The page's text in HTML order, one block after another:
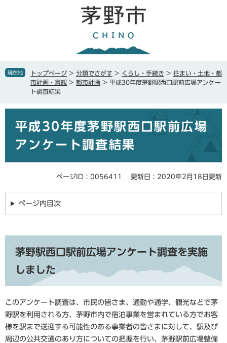
で
ば現在地 トップページ > 分類でさがす > くらし・手続き > 住まい・土地・都
市計画・景観 > 都市計画 > 平成30年度茅野駅西口駅前広場アンケー
ト調査結果
平成30年度茅野駅西口駅前広場
アンケート調査結果
ページID：0056411 更新日：2020年2月18日更新
ページ内目次
茅野駅西口駅前広場アンケート調査を実施
しました
このアンケート調査は、市民の皆さま、通勤や通学、観光などで茅
野駅を利用される方、茅野市内で宿泊事業を営まれている方でお客
様を駅まで送迎する可能性のある事業者の皆さまに対して、駅及び
周辺の公共交通のあり方についての把握を行い、茅野駅前広場整備